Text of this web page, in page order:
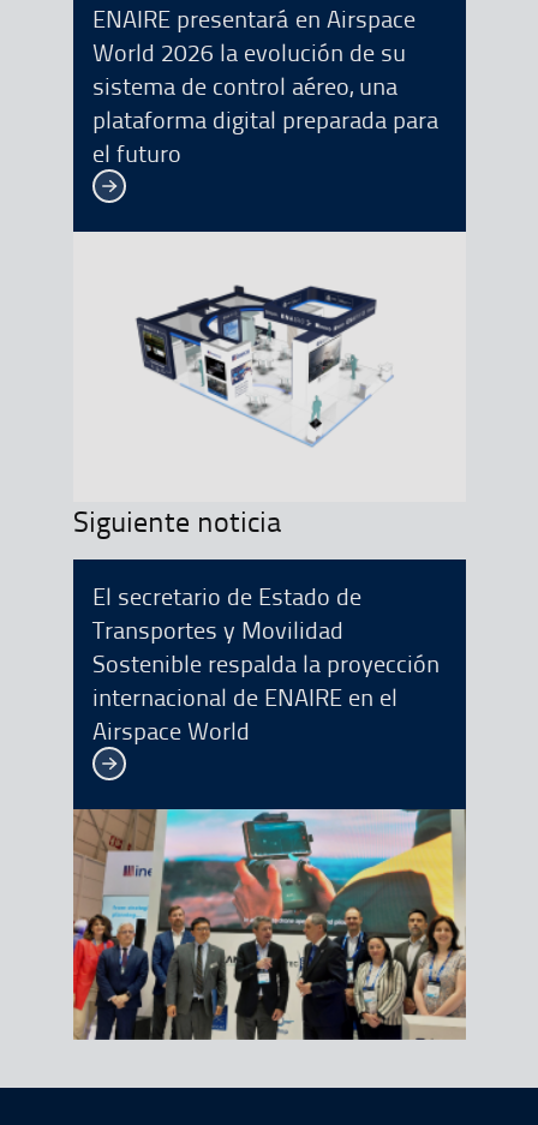
ENAIRE presentará en Airspace
World 2026 la evolución de su
sistema de control aéreo, una
plataforma digital preparada para
el futuro
Ver más
Siguiente noticia
El secretario de Estado de
Transportes y Movilidad
Sostenible respalda la proyección
internacional de ENAIRE en el
Airspace World
Ver más